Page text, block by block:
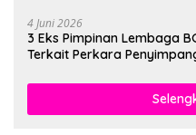
4 Juni 2026
3 Eks Pimpinan Lembaga
Terkait Perkara